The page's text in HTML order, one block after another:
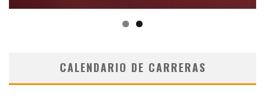
CALENDARIO DE CARRERAS